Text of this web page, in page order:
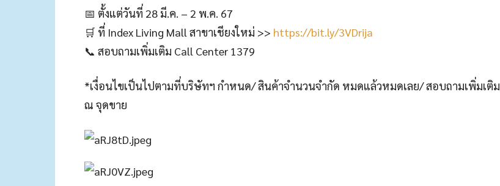
📅 ตั้งแต่วันที่ 28 มี.ค. – 2 พ.ค. 67
🛒 ที่ Index Living Mall สาขาเชียงใหม่ >> https://bit.ly/3VDrija
📞 สอบถามเพิ่มเติม Call Center 1379
*เงื่อนไขเป็นไปตามที่บริษัทฯ กำหนด/ สินค้าจำนวนจำกัด หมดแล้วหมดเลย/ สอบถามเพิ่มเติม
ณ จุดขาย